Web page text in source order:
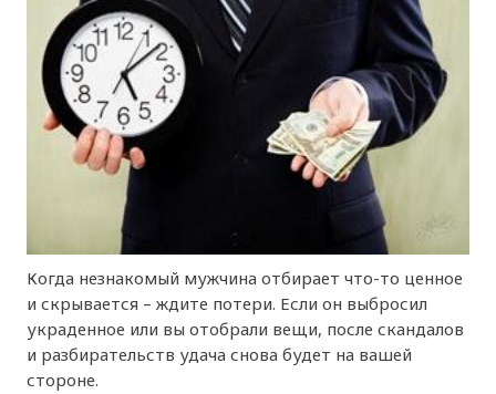
Когда незнакомый мужчина отбирает что-то ценное
и скрывается – ждите потери. Если он выбросил
украденное или вы отобрали вещи, после скандалов
и разбирательств удача снова будет на вашей
стороне.